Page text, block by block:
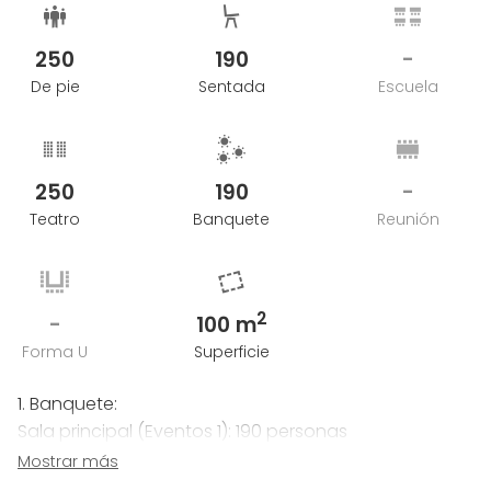
250
De pie
190
Sentada
-
Escuela
250
Teatro
190
Banquete
-
Reunión
-
Forma U
100 m2
Superficie
1. Banquete:
Sala principal (Eventos 1): 190 personas
Sala de estar (Eventos 2): 40 personas
Mostrar más